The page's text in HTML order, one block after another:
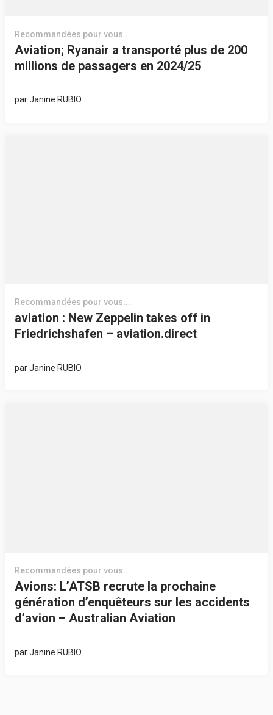
Recommandées pour vous...
Aviation; Ryanair a transporté plus de 200
millions de passagers en 2024/25
parJanine RUBIO
Recommandées pour vous...
aviation : New Zeppelin takes off in
Friedrichshafen – aviation.direct
parJanine RUBIO
Recommandées pour vous...
Avions: L’ATSB recrute la prochaine
génération d’enquêteurs sur les accidents
d’avion – Australian Aviation
parJanine RUBIO